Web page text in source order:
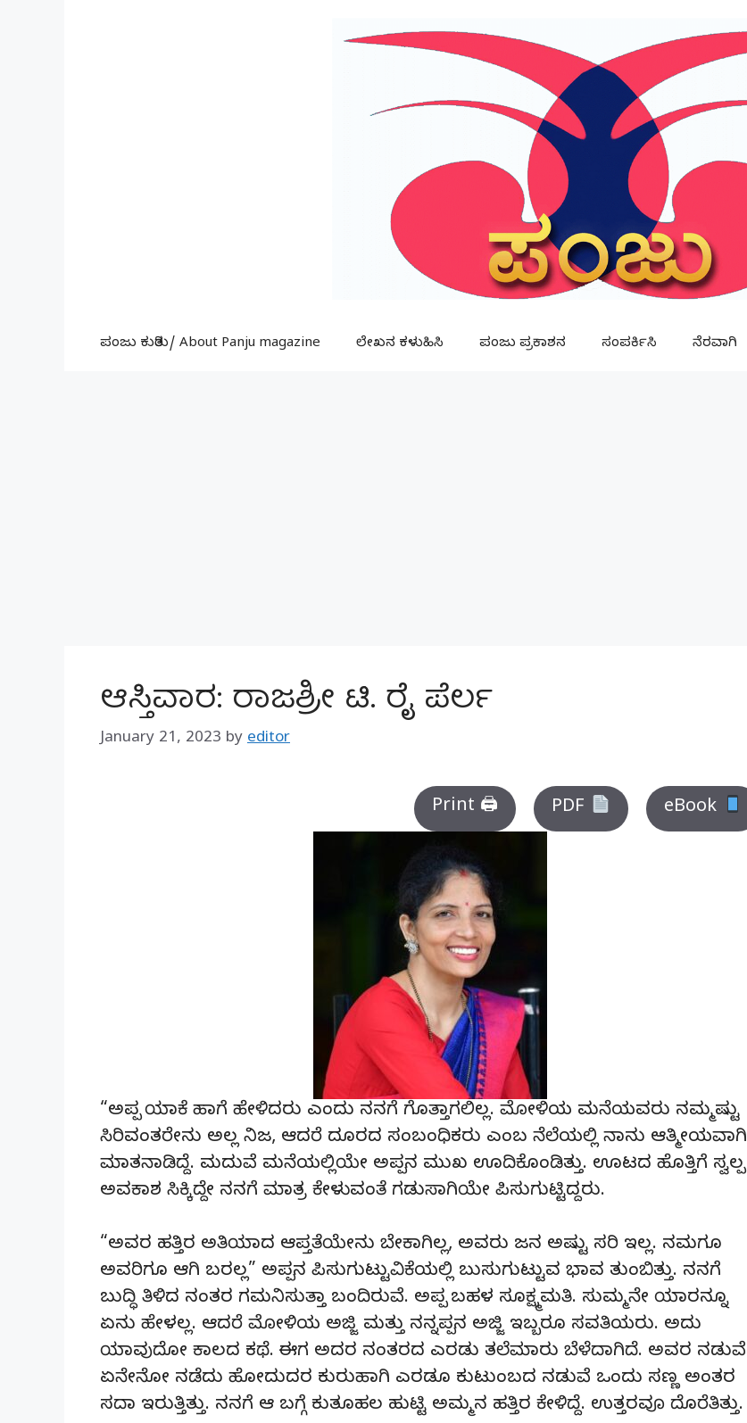
ಪಂಜು ಕುರಿತು/ About Panju magazine ಲೇಖನ ಕಳುಹಿಸಿ ಪಂಜು ಪ್ರಕಾಶನ ಸಂಪರ್ಕಿಸಿ ನೆರವಾಗಿ
ಆಸ್ತಿವಾರ: ರಾಜಶ್ರೀ ಟಿ. ರೈ ಪೆರ್ಲ
January 21, 2023 by editor
Print 🖨 PDF eBook
“ಅಪ್ಪ ಯಾಕೆ ಹಾಗೆ ಹೇಳಿದರು ಎಂದು ನನಗೆ ಗೊತ್ತಾಗಲಿಲ್ಲ. ಮೋಳಿಯ ಮನೆಯವರು ನಮ್ಮಷ್ಟು
ಸಿರಿವಂತರೇನು ಅಲ್ಲ ನಿಜ, ಆದರೆ ದೂರದ ಸಂಬಂಧಿಕರು ಎಂಬ ನೆಲೆಯಲ್ಲಿ ನಾನು ಆತ್ಮೀಯವಾಗಿ
ಮಾತನಾಡಿದ್ದೆ. ಮದುವೆ ಮನೆಯಲ್ಲಿಯೇ ಅಪ್ಪನ ಮುಖ ಊದಿಕೊಂಡಿತ್ತು. ಊಟದ ಹೊತ್ತಿಗೆ ಸ್ವಲ್ಪ
ಅವಕಾಶ ಸಿಕ್ಕಿದ್ದೇ ನನಗೆ ಮಾತ್ರ ಕೇಳುವಂತೆ ಗಡುಸಾಗಿಯೇ ಪಿಸುಗುಟ್ಟಿದ್ದರು.
“ಅವರ ಹತ್ತಿರ ಅತಿಯಾದ ಆಪ್ತತೆಯೇನು ಬೇಕಾಗಿಲ್ಲ, ಅವರು ಜನ ಅಷ್ಟು ಸರಿ ಇಲ್ಲ. ನಮಗೂ
ಅವರಿಗೂ ಆಗಿ ಬರಲ್ಲ” ಅಪ್ಪನ ಪಿಸುಗುಟ್ಟುವಿಕೆಯಲ್ಲಿ ಬುಸುಗುಟ್ಟುವ ಭಾವ ತುಂಬಿತ್ತು. ನನಗೆ
ಬುದ್ಧಿ ತಿಳಿದ ನಂತರ ಗಮನಿಸುತ್ತಾ ಬಂದಿರುವೆ. ಅಪ್ಪ ಬಹಳ ಸೂಕ್ಷ್ಮಮತಿ. ಸುಮ್ಮನೇ ಯಾರನ್ನೂ
ಏನು ಹೇಳಲ್ಲ. ಆದರೆ ಮೋಳಿಯ ಅಜ್ಜಿ ಮತ್ತು ನನ್ನಪ್ಪನ ಅಜ್ಜಿ ಇಬ್ಬರೂ ಸವತಿಯರು. ಅದು
ಯಾವುದೋ ಕಾಲದ ಕಥೆ. ಈಗ ಅದರ ನಂತರದ ಎರಡು ತಲೆಮಾರು ಬೆಳೆದಾಗಿದೆ. ಅವರ ನಡುವೆ
ಏನೇನೋ ನಡೆದು ಹೋದುದರ ಕುರುಹಾಗಿ ಎರಡೂ ಕುಟುಂಬದ ನಡುವೆ ಒಂದು ಸಣ್ಣ ಅಂತರ
ಸದಾ ಇರುತ್ತಿತ್ತು. ನನಗೆ ಆ ಬಗ್ಗೆ ಕುತೂಹಲ ಹುಟ್ಟಿ ಅಮ್ಮನ ಹತ್ತಿರ ಕೇಳಿದ್ದೆ. ಉತ್ತರವೂ ದೊರೆತಿತ್ತು.